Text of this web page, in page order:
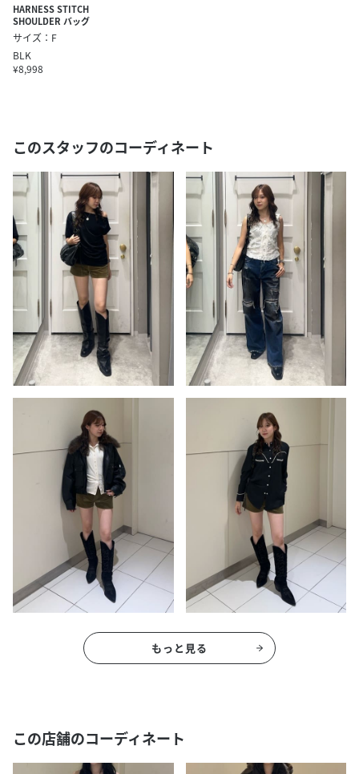
HARNESS STITCH
SHOULDER バッグ
サイズ：F
BLK
¥8,998
このスタッフのコーディネート
もっと見る
この店舗のコーディネート